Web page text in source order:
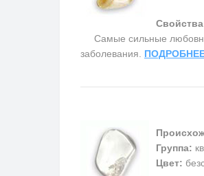
Самые сильные
заболевания.
Группа:
Цвет: